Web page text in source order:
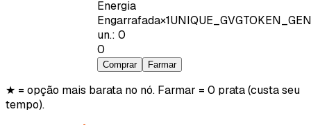
Energia
Engarrafada×1
un.: 0
0
Comprar Farmar
★ = opção mais barata no nó. Farmar = 0 prata (custa seu
tempo).